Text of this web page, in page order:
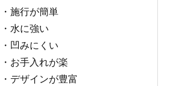
・施行が簡単
・水に強い
・凹みにくい
・お手入れが楽
・デザインが豊富